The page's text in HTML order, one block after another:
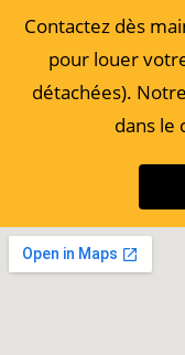
Contactez dès
pour louer
détachées).
dans le